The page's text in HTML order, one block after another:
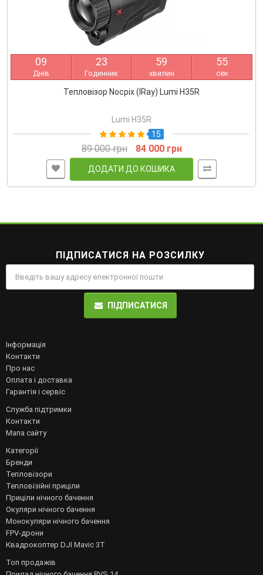
09
Днів
23
Годинник
59
хвилин
55
сек
Тепловізор Nocpix (IRay) Lumi H35R
Lumi H35R
15
89 000 грн 84 000 грн
ДОДАТИ ДО КОШИКА
ПІДПИСАТИСЯ НА РОЗСИЛКУ
ПІДПИСАТИСЯ
Інформація
Контакти
Про нас
Оплата і доставка
Гарантія і сервіс
Служба підтримки
Контакти
Мапа сайту
Категорії
Бренди
Тепловізори
Тепловізійні приціли
Приціли нічного бачення
Окуляри нічного бачення
Монокуляри нічного бачення
FPV-дрони
Квадрокоптер DJI Mavic 3T
Топ продажів